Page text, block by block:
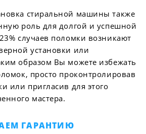
стиральной машины также
роль для долгой и успешной
случаев поломки возникают
установки или
образом Вы можете избежать
просто проконтролировав
или пригласив для этого
мастера.
ГАРАНТИЮ